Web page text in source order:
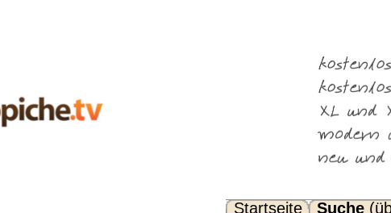
Noch Fragen? FAQ...